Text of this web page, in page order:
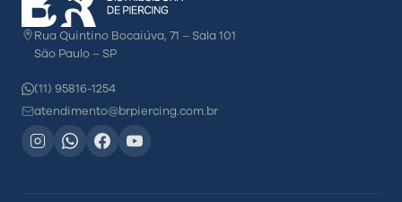
Rua Quintino Bocaiúva, 71 – Sala 101
São Paulo – SP
(11) 95816-1254
atendimento@brpiercing.com.br